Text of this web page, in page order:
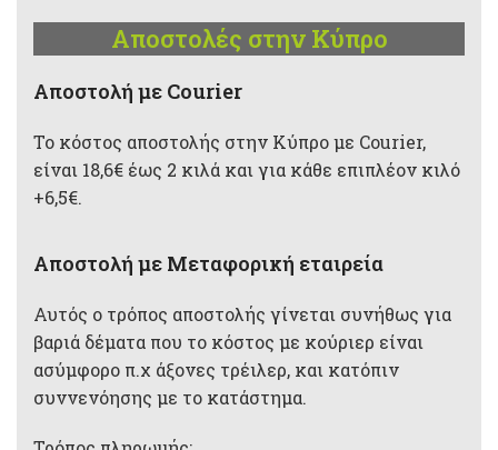
Αποστολές στην Κύπρο
Aποστολή με Courier
Το κόστος αποστολής στην Κύπρο με Courier,
είναι 18,6€ έως 2 κιλά και για κάθε επιπλέον κιλό
+6,5€.
Αποστολή με Μεταφορική εταιρεία
Αυτός ο τρόπος αποστολής γίνεται συνήθως για
βαριά δέματα που το κόστος με κούριερ είναι
ασύμφορο π.χ άξονες τρέιλερ, και κατόπιν
συννενόησης με το κατάστημα.